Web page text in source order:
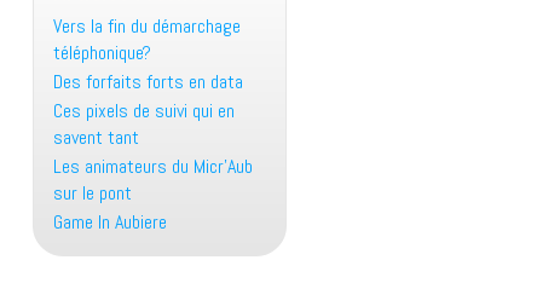
Vers la fin du démarchage
téléphonique?
Des forfaits forts en data
Ces pixels de suivi qui en
savent tant
Les animateurs du Micr’Aub
sur le pont
Game In Aubiere